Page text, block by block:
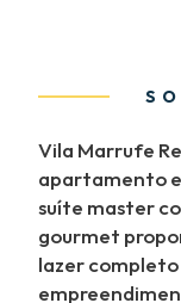
Vila Marrufe
apartamento
suíte master
gourmet
lazer